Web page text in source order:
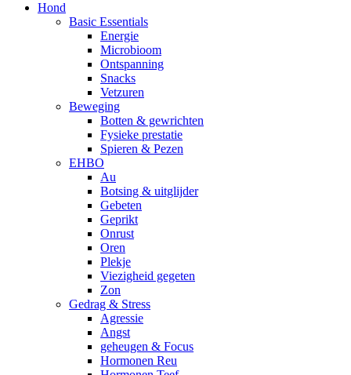
Hond
Basic Essentials
Energie
Microbioom
Ontspanning
Snacks
Vetzuren
Beweging
Botten & gewrichten
Fysieke prestatie
Spieren & Pezen
EHBO
Au
Botsing & uitglijder
Gebeten
Geprikt
Onrust
Oren
Plekje
Viezigheid gegeten
Zon
Gedrag & Stress
Agressie
Angst
geheugen & Focus
Hormonen Reu